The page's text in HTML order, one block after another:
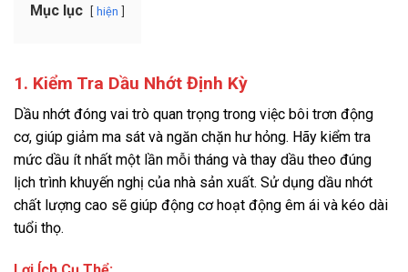
Mục lục hiện
1. Kiểm Tra Dầu Nhớt Định Kỳ
Dầu nhớt đóng vai trò quan trọng trong việc bôi trơn động
cơ, giúp giảm ma sát và ngăn chặn hư hỏng. Hãy kiểm tra
mức dầu ít nhất một lần mỗi tháng và thay dầu theo đúng
lịch trình khuyến nghị của nhà sản xuất. Sử dụng dầu nhớt
chất lượng cao sẽ giúp động cơ hoạt động êm ái và kéo dài
tuổi thọ.